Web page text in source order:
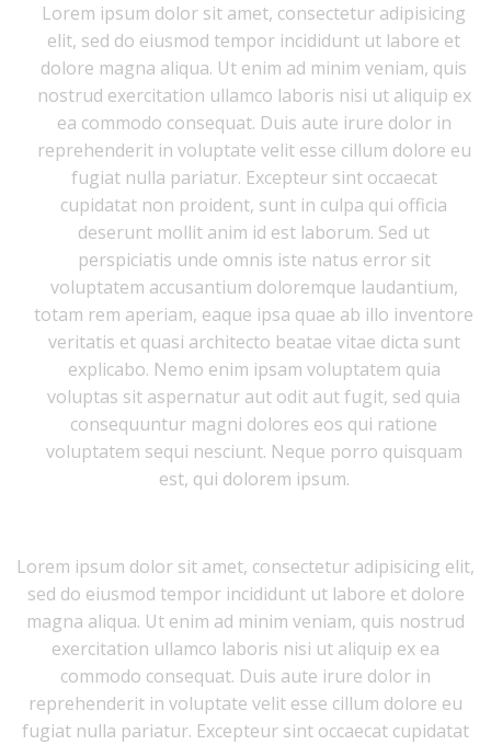
Lorem ipsum dolor sit amet, consectetur adipisicing
elit, sed do eiusmod tempor incididunt ut labore et
dolore magna aliqua. Ut enim ad minim veniam, quis
nostrud exercitation ullamco laboris nisi ut aliquip ex
ea commodo consequat. Duis aute irure dolor in
reprehenderit in voluptate velit esse cillum dolore eu
fugiat nulla pariatur. Excepteur sint occaecat
cupidatat non proident, sunt in culpa qui officia
deserunt mollit anim id est laborum. Sed ut
perspiciatis unde omnis iste natus error sit
voluptatem accusantium doloremque laudantium,
totam rem aperiam, eaque ipsa quae ab illo inventore
veritatis et quasi architecto beatae vitae dicta sunt
explicabo. Nemo enim ipsam voluptatem quia
voluptas sit aspernatur aut odit aut fugit, sed quia
consequuntur magni dolores eos qui ratione
voluptatem sequi nesciunt. Neque porro quisquam
est, qui dolorem ipsum.
Lorem ipsum dolor sit amet, consectetur adipisicing elit,
sed do eiusmod tempor incididunt ut labore et dolore
magna aliqua. Ut enim ad minim veniam, quis nostrud
exercitation ullamco laboris nisi ut aliquip ex ea
commodo consequat. Duis aute irure dolor in
reprehenderit in voluptate velit esse cillum dolore eu
fugiat nulla pariatur. Excepteur sint occaecat cupidatat